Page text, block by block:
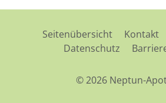
Seitenübersicht Kontakt
Datenschutz
© 2026 Neptun-